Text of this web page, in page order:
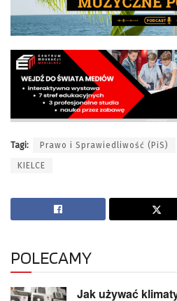
Tagi: Prawo i Sprawiedliwość (PiS)
KIELCE
POLECAMY
Jak używać